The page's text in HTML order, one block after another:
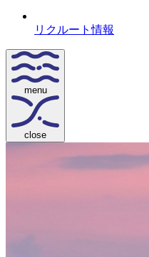
リクルート情報
menu
close